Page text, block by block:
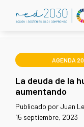
AGENDA
La deuda de la
aumentando
Publicado por Juan
15 septiembre, 2023